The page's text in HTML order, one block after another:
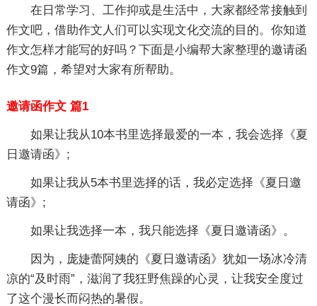
在日常学习、工作抑或是生活中，大家都经常接触到
作文吧，借助作文人们可以实现文化交流的目的。你知道
作文怎样才能写的好吗？下面是小编帮大家整理的邀请函
作文9篇，希望对大家有所帮助。
邀请函作文 篇1
如果让我从10本书里选择最爱的一本，我会选择《夏
日邀请函》;
如果让我从5本书里选择的话，我必定选择《夏日邀
请函》;
如果让我选择一本，我只能选择《夏日邀请函》。
因为，庞婕蕾阿姨的《夏日邀请函》犹如一场冰冷清
凉的“及时雨”，滋润了我狂野焦躁的心灵，让我安全度过
了这个漫长而闷热的暑假。